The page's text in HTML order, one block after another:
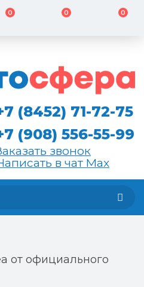
0 0 0
(8452) 71-72-75
(908) 556-55-99
звонок
в чат Max
от официального